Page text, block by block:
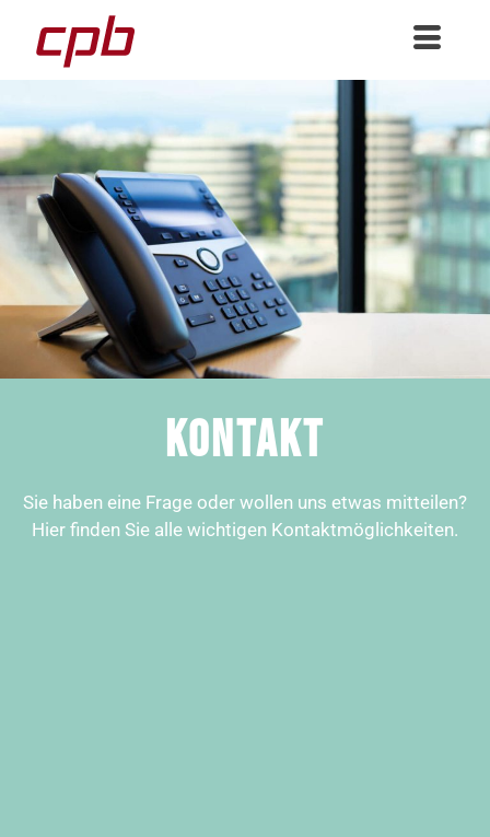
Kontakt
Sie haben eine Frage oder wollen uns etwas mitteilen?
Hier finden Sie alle wichtigen Kontaktmöglichkeiten.